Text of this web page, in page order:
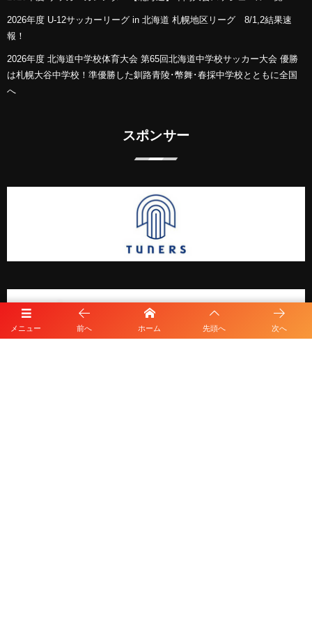
メニュー 前へ ホーム 先頭へ 次へ
2026年度 U-12サッカーリーグ in 北海道 札幌地区リーグ 8/1,2結果速
報！
2026年度 北海道中学校体育大会 第65回北海道中学校サッカー大会 優勝
は札幌大谷中学校！準優勝した釧路青陵･幣舞･春採中学校とともに全国
へ
スポンサー